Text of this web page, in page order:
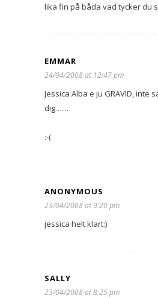
lika fin på båda vad tycker du
EMMAR
24/04/2008 at 12:47 pm
Jessica Alba e ju GRAVID, inte
dig……
:-(
ANONYMOUS
23/04/2008 at 9:20 pm
jessica helt klart:)
SALLY
23/04/2008 at 8:25 pm